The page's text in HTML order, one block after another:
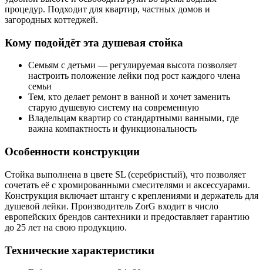
процедур. Подходит для квартир, частных домов и
загородных коттеджей.
Кому подойдёт эта душевая стойка
Семьям с детьми — регулируемая высота позволяет
настроить положение лейки под рост каждого члена
семьи
Тем, кто делает ремонт в ванной и хочет заменить
старую душевую систему на современную
Владельцам квартир со стандартными ванными, где
важна компактность и функциональность
Особенности конструкции
Стойка выполнена в цвете SL (серебристый), что позволяет
сочетать её с хромированными смесителями и аксессуарами.
Конструкция включает штангу с креплениями и держатель для
душевой лейки. Производитель ZorG входит в число
европейских брендов сантехники и предоставляет гарантию
до 25 лет на свою продукцию.
Технические характеристики